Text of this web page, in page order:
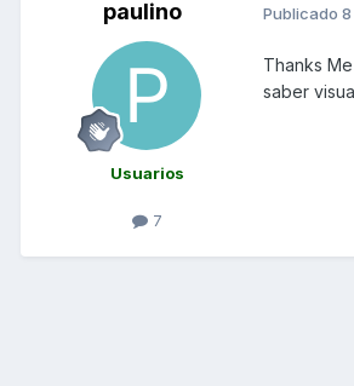
paulino
Usuarios
7
Publicado
Thanks
saber